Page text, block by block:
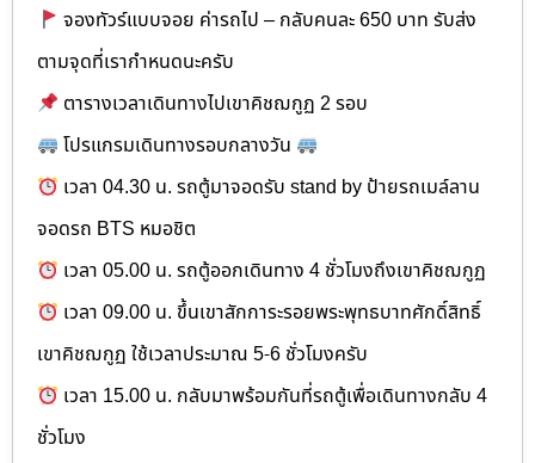
จองทัวร์แบบจอย ค่ารถไป – กลับคนละ 650 บาท รับส่ง
ตามจุดที่เรากำหนดนะครับ
ตารางเวลาเดินทางไปเขาคิชฌกูฏ 2 รอบ
โปรแกรมเดินทางรอบกลางวัน
เวลา 04.30 น. รถตู้มาจอดรับ stand by ป้ายรถเมล์ลาน
จอดรถ BTS หมอชิต
เวลา 05.00 น. รถตู้ออกเดินทาง 4 ชั่วโมงถึงเขาคิชฌกูฏ
เวลา 09.00 น. ขึ้นเขาสักการะรอยพระพุทธบาทศักดิ์สิทธิ์
เขาคิชฌกูฏ ใช้เวลาประมาณ 5-6 ชั่วโมงครับ
เวลา 15.00 น. กลับมาพร้อมกันที่รถตู้เพื่อเดินทางกลับ 4
ชั่วโมง